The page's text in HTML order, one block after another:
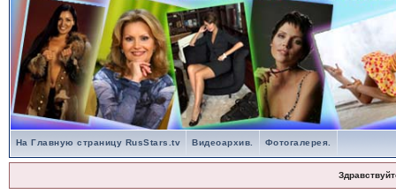
На Главную страницу RusStars.tv Видеоархив. Фотогалерея.